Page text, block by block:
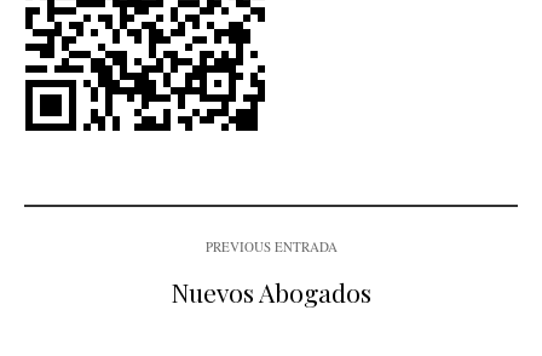
PREVIOUS ENTRADA
Nuevos Abogados